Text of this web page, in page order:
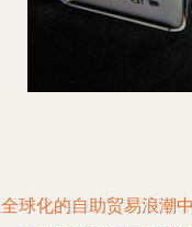
球化的自助贸易浪潮